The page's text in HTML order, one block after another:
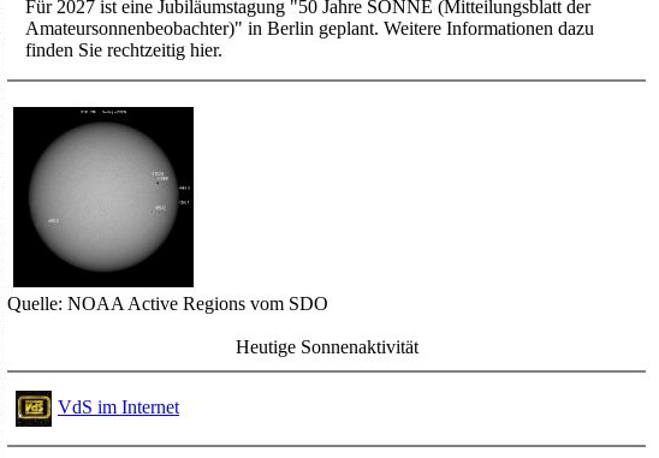
Für 2027 ist eine Jubiläumstagung "50 Jahre SONNE (Mitteilungsblatt der
Amateursonnenbeobachter)" in Berlin geplant. Weitere Informationen dazu
finden Sie rechtzeitig hier.
Quelle: NOAA Active Regions vom SDO
Heutige Sonnenaktivität
VdS im Internet